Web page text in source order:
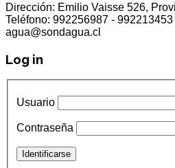
Dirección: Emilio Vaisse 526,
Teléfono: 992256987 - 992213453
agua@sondagua.cl
Log in
Usuario
Contraseña